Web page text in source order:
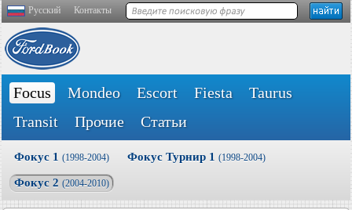
Русский Контакты
Focus Mondeo Escort Fiesta
Taurus
Transit
Прочие Статьи
Фокус 1 (1998-2004) Фокус Турнир 1 (1998-2004)
Фокус 2 (2004-2010)